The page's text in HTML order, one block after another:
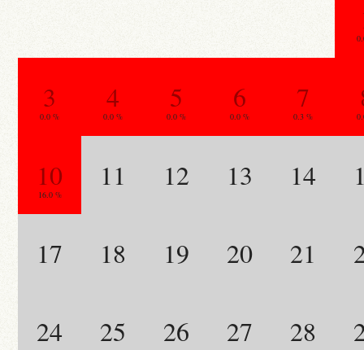
3
0.0 %
4
0.0 %
5
0.0 %
6
0.0 %
7
0.3 %
10
16.0 %
11 12 13 14
17 18 19 20 21
24 25 26 27 28